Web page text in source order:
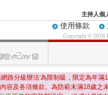
主持人個
使用條款
Copyright © 2026
路分級辦法'為限制級，限定為年滿
容及各項條款。為防範未滿18歲之